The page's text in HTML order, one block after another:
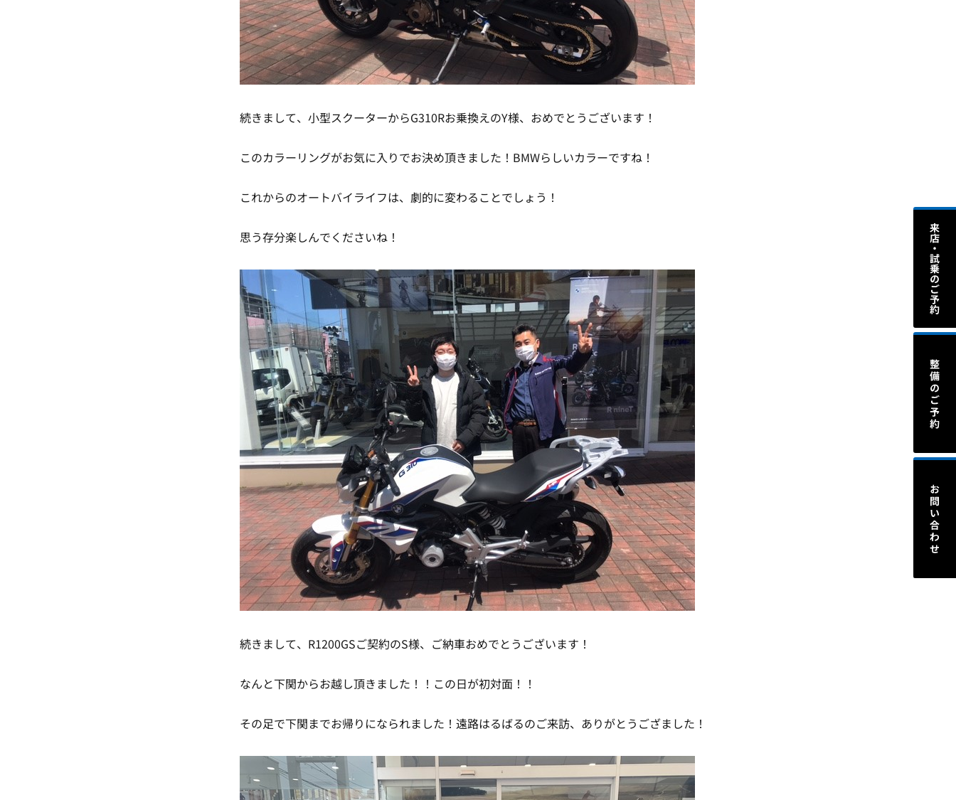
続きまして、小型スクーターからG310Rお乗換えのY様、おめでとうございます！
このカラーリングがお気に入りでお決め頂きました！BMWらしいカラーですね！
これからのオートバイライフは、劇的に変わることでしょう！
思う存分楽しんでくださいね！
続きまして、R1200GSご契約のS様、ご納車おめでとうございます！
なんと下関からお越し頂きました！！この日が初対面！！
その足で下関までお帰りになられました！遠路はるばるのご来訪、ありがとうござました！